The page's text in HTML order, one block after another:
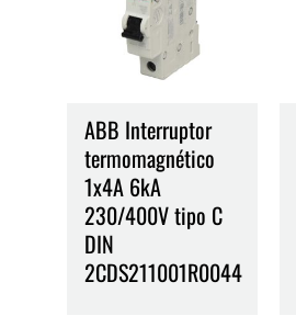
ABB Interruptor
termomagnético
1x4A 6kA
230/400V tipo C
DIN
2CDS211001R0044